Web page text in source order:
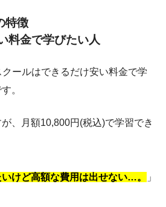
特徴
料金で学びたい人
ールはできるだけ安い料金で学
。
、月額10,800円(税込)で学習でき
けど高額な費用は出せない…。 」